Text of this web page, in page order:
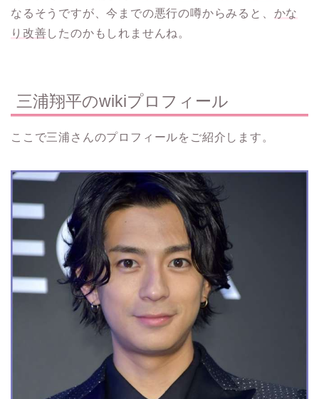
なるそうですが、今までの悪行の噂からみると、 かな
り改善したのかもしれませんね。
三浦翔平のwikiプロフィール
ここで三浦さんのプロフィールをご紹介します。